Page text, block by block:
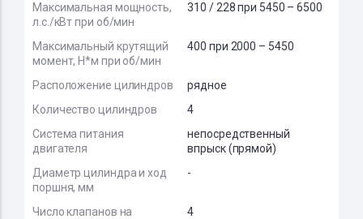
Максимальная мощность,
л.с./кВт при об/мин
310 / 228 при 5450 – 6500
Максимальный крутящий
момент, Н*м при об/мин
400 при 2000 – 5450
Расположение цилиндров
рядное
Количество цилиндров
4
Система питания
двигателя
непосредственный
впрыск (прямой)
Диаметр цилиндра и ход
поршня, мм
-
Число клапанов на
4